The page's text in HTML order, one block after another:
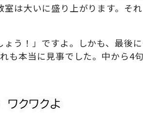
は大いに盛り上がります。そ
う！」ですよ。しかも、最後
本当に見事でした。中から4句